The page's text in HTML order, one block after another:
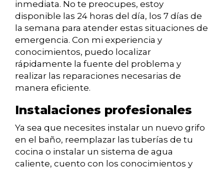
inmediata. No te preocupes, estoy
disponible las 24 horas del día, los 7 días de
la semana para atender estas situaciones de
emergencia. Con mi experiencia y
conocimientos, puedo localizar
rápidamente la fuente del problema y
realizar las reparaciones necesarias de
manera eficiente.
Instalaciones profesionales
Ya sea que necesites instalar un nuevo grifo
en el baño, reemplazar las tuberías de tu
cocina o instalar un sistema de agua
caliente, cuento con los conocimientos y